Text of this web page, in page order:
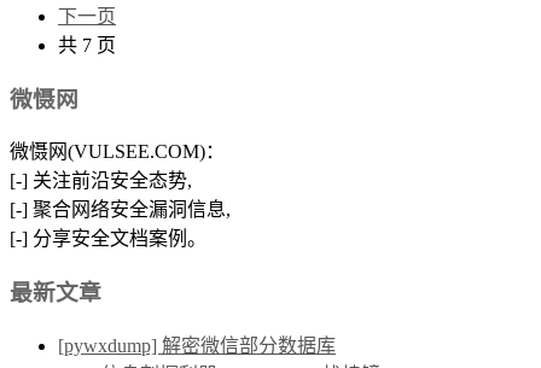
下一页
共 7 页
微慑网
微慑网(VULSEE.COM)：
[-] 关注前沿安全态势,
[-] 聚合网络安全漏洞信息,
[-] 分享安全文档案例。
最新文章
[pywxdump] 解密微信部分数据库